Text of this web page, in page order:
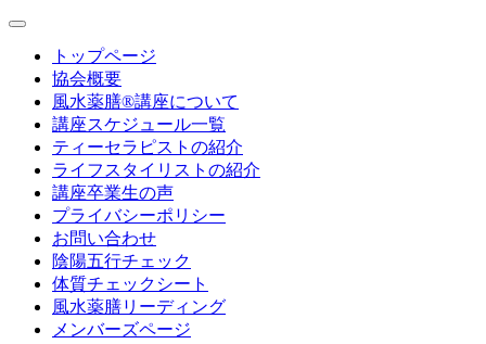
toggle
navigationトップページ
協会概要
風水薬膳®講座について
講座スケジュール一覧
ティーセラピストの紹介
ライフスタイリストの紹介
講座卒業生の声
プライバシーポリシー
お問い合わせ
陰陽五行チェック
体質チェックシート
風水薬膳リーディング
メンバーズページ